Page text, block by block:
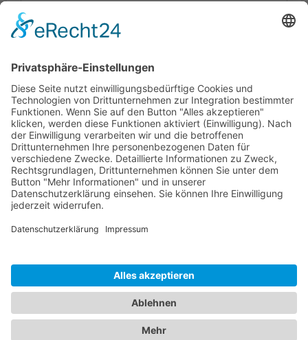
Beschreibung
Dokumente
HOTLINE
PURELINK.DE
MARKEN